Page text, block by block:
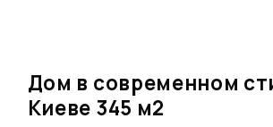
Дом в современном
Киеве 345 м2